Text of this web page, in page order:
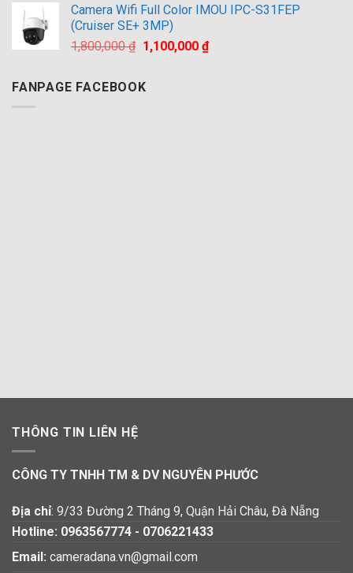
1,800,000 ₫.là:
Camera Wifi Full Color IMOU IPC-S31FEP
(Cruiser SE+ 3MP)
1,800,000₫ Giá
là:
1,800,000 ₫.
1,100,000 ₫Giá
FANPAGE FACEBOOK
THÔNG TIN LIÊN HỆ
CÔNG TY TNHH TM & DV NGUYÊN PHƯỚC
Địa chỉ: 9/33 Đường 2 Tháng 9, Quận Hải Châu, Đà Nẵng
Hotline: 0963567774 - 0706221433
Email: cameradana.vn@gmail.com